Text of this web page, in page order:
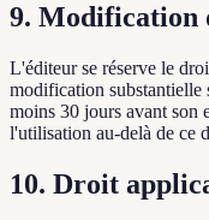
9. Modification
L'éditeur se réserve le
modification substantielle
moins 30 jours avant son
l'utilisation au-delà de ce
10. Droit